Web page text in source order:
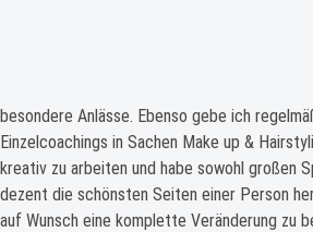
besondere Anlässe. Ebenso gebe ich
Einzelcoachings in Sachen Make up &
kreativ zu arbeiten und habe sowohl großen
dezent die schönsten Seiten einer Person
auf Wunsch eine komplette Veränderung zu